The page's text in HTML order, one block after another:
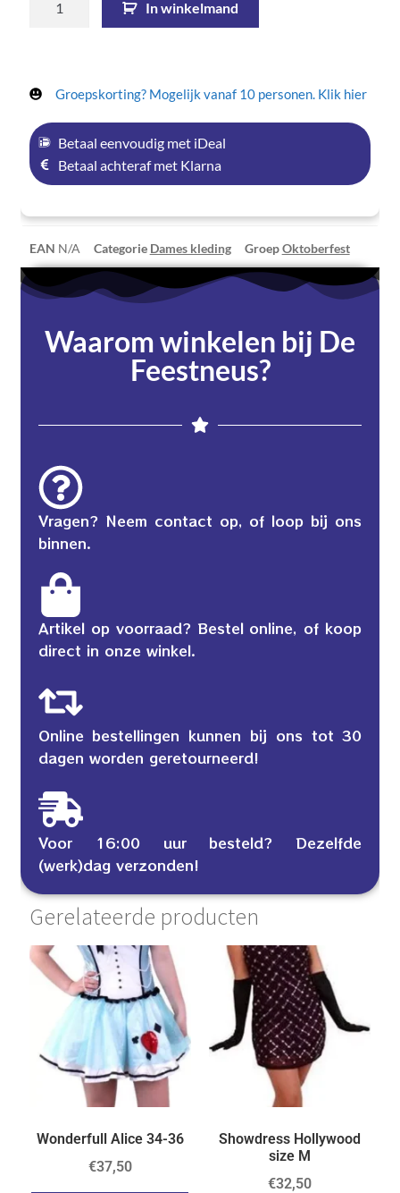
In winkelmand
Groepskorting? Mogelijk vanaf 10 personen. Klik hier
Betaal eenvoudig met iDeal
Betaal achteraf met Klarna
EAN N/A Categorie Dames kleding GroepOktoberfest
Waarom winkelen bij De
Feestneus?
Vragen? Neem contact op, of loop bij ons
binnen.
Artikel op voorraad? Bestel online, of koop
direct in onze winkel.
Online bestellingen kunnen bij ons tot 30
dagen worden geretourneerd!
Voor 16:00 uur besteld? Dezelfde
(werk)dag verzonden!
Gerelateerde producten
Wonderfull Alice 34-36
€37,50
Showdress Hollywood
size M
€32,50